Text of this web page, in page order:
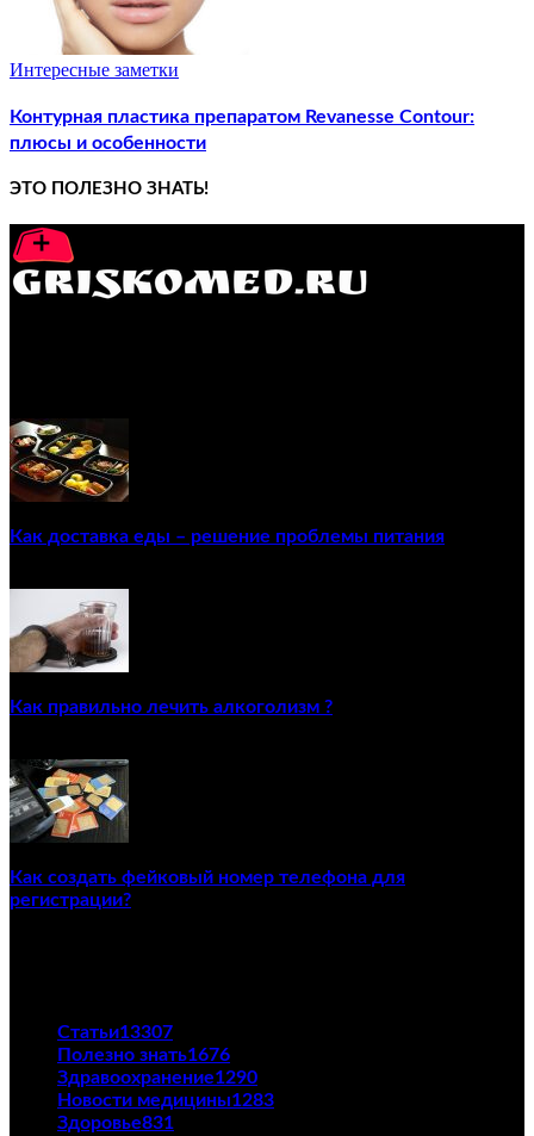
Интересные заметки
Контурная пластика препаратом Revanesse Contour:
плюсы и особенности
ЭТО ПОЛЕЗНО ЗНАТЬ!
Как доставка еды – решение проблемы питания
Как правильно лечить алкоголизм ?
Как создать фейковый номер телефона для
регистрации?
Статьи13307
Полезно знать1676
Здравоохранение1290
Новости медицины1283
Здоровье831